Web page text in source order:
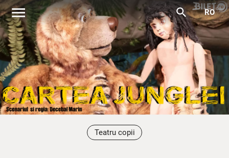
menu search RO
Teatru copii